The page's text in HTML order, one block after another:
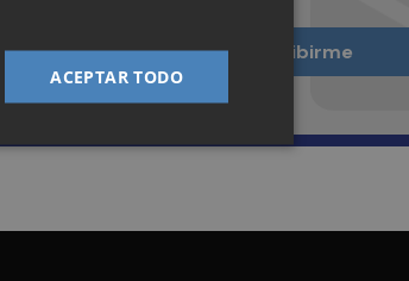
Quiero suscribirme
ACEPTAR TODO